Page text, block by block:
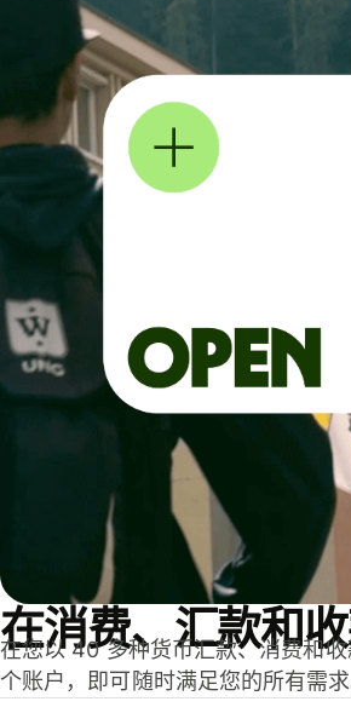
在消费、汇款和
在您以 40 多种货币汇款、消费和
个账户，即可随时满足您的所有需求